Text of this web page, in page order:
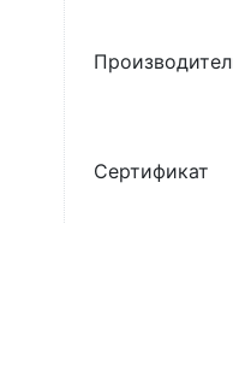
Сертификат